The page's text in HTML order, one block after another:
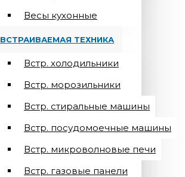
Весы кухонные
ВСТРАИВАЕМАЯ ТЕХНИКА
Встр. холодильники
Встр. морозильники
Встр. стиральные машины
Встр. посудомоечные машины
Встр. микроволновые печи
Встр. газовые панели